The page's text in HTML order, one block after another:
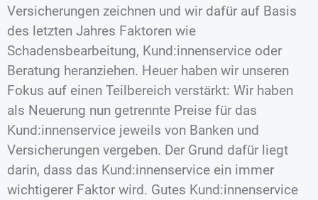
Versicherungen zeichnen und wir dafür auf Basis
des letzten Jahres Faktoren wie
Schadensbearbeitung, Kund:innenservice oder
Beratung heranziehen. Heuer haben wir unseren
Fokus auf einen Teilbereich verstärkt: Wir haben
als Neuerung nun getrennte Preise für das
Kund:innenservice jeweils von Banken und
Versicherungen vergeben. Der Grund dafür liegt
darin, dass das Kund:innenservice ein immer
wichtigerer Faktor wird. Gutes Kund:innenservice